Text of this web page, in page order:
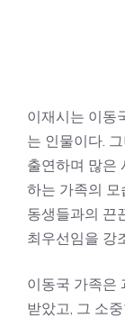
이재시는 이동
는 인물이다.
출연하며 많은
하는 가족의 모
동생들과의 끈
최우선임을 강
이동국 가족은
받았고, 그 소